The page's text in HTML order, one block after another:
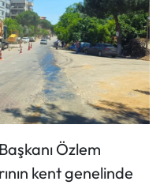
Özlem
kent genelinde